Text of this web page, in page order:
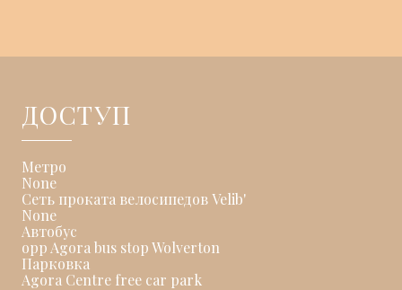
ДОСТУП
Метро
None
Сеть проката велосипедов Velib'
None
Автобус
opp Agora bus stop Wolverton
Парковка
Agora Centre free car park